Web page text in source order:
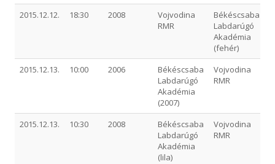
2015.12.12.
18:30 2008
Vojvodina
RMR
Békéscsaba
Labdarúgó
Akadémia
(fehér)
2015.12.13.
10:00 2006
Békéscsaba
Labdarúgó
Akadémia
(2007)
Vojvodina
RMR
2015.12.13. 10:30 2008
Békéscsaba
Labdarúgó
Akadémia
(lila)
Vojvodina
RMR